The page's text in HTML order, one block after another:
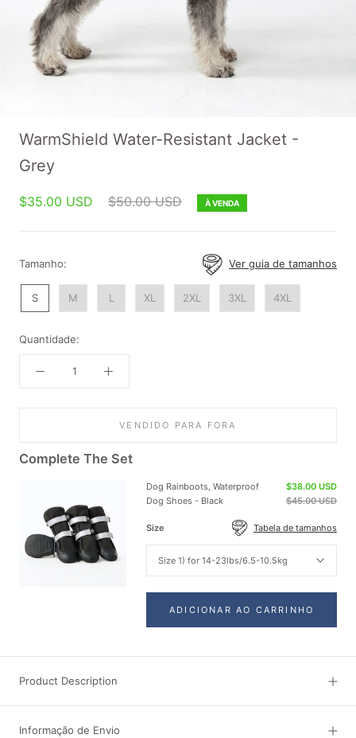
WarmShield Water-Resistant Jacket -
Grey
$35.00 USD $50.00 USD À VENDA
Tamanho: Ver guia de tamanhos
S M L XL 2XL 3XL 4XL
Quantidade:
VENDIDO PARA FORA
Complete The Set
Dog Rainboots, Waterproof
Dog Shoes - Black
$38.00 USD
$45.00 USD
Size Tabela de tamanhos
Size 1) for 14-23lbs/6.5-10.5kg
ADICIONAR AO CARRINHO
Product Description
Informação de Envio